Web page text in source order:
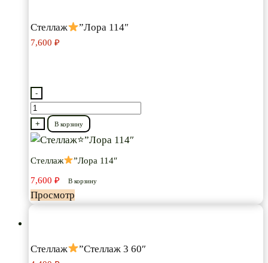
Стеллаж ”Лора 114″
7,600 ₽
-
Количество
товара
Стеллаж
”Лора
114″
+ В корзину
Стеллаж ”Лора 114″
7,600 ₽ В корзину
Просмотр
Стеллаж ”Стеллаж 3 60″